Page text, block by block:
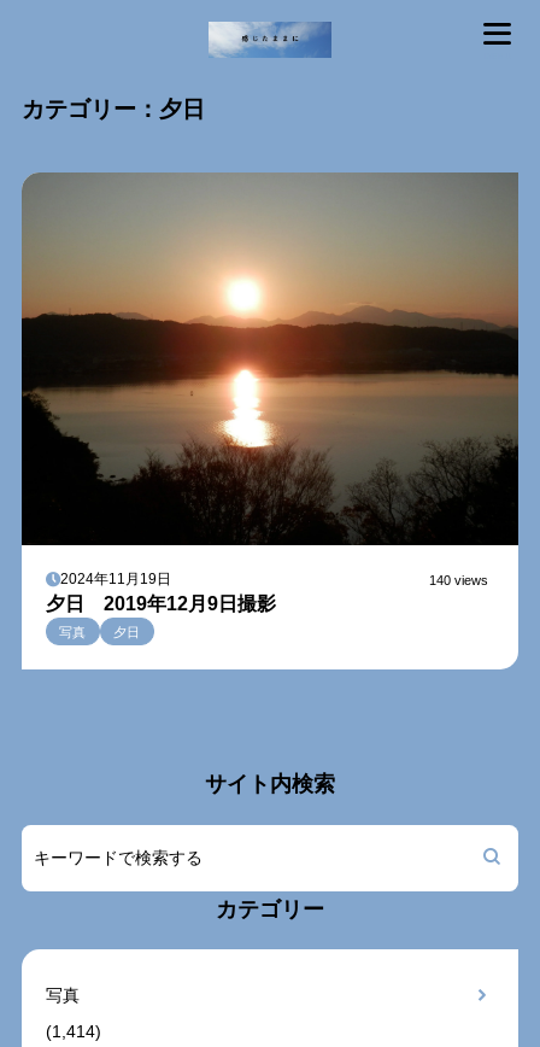
カテゴリー：夕日
2024年11月19日 140 views
夕日 2019年12月9日撮影
写真 夕日
サイト内検索
カテゴリー
写真
(1,414)